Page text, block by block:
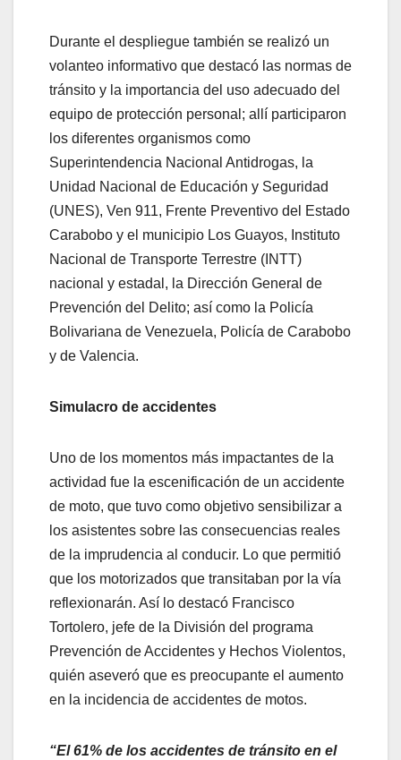
Durante el despliegue también se realizó un
volanteo informativo que destacó las normas de
tránsito y la importancia del uso adecuado del
equipo de protección personal; allí participaron
los diferentes organismos como
Superintendencia Nacional Antidrogas, la
Unidad Nacional de Educación y Seguridad
(UNES), Ven 911, Frente Preventivo del Estado
Carabobo y el municipio Los Guayos, Instituto
Nacional de Transporte Terrestre (INTT)
nacional y estadal, la Dirección General de
Prevención del Delito; así como la Policía
Bolivariana de Venezuela, Policía de Carabobo
y de Valencia.
Simulacro de accidentes
Uno de los momentos más impactantes de la
actividad fue la escenificación de un accidente
de moto, que tuvo como objetivo sensibilizar a
los asistentes sobre las consecuencias reales
de la imprudencia al conducir. Lo que permitió
que los motorizados que transitaban por la vía
reflexionarán. Así lo destacó Francisco
Tortolero, jefe de la División del programa
Prevención de Accidentes y Hechos Violentos,
quién aseveró que es preocupante el aumento
en la incidencia de accidentes de motos.
“El 61% de los accidentes de tránsito en el